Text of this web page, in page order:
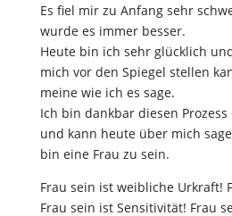
Es fiel mir zu Anfang sehr
wurde es immer besser.
Heute bin ich sehr glücklich
mich vor den Spiegel stellen
meine wie ich es sage.
Ich bin dankbar diesen
und kann heute über mich
bin eine Frau zu sein.
Frau sein ist weibliche Urkraft!
Frau sein ist Sensitivität! Frau